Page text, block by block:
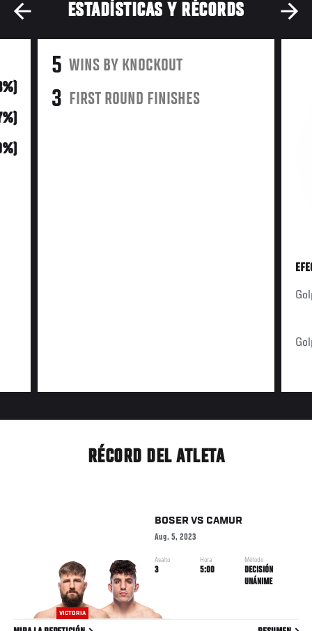
ESTADÍSTICAS Y RÉCORDS
5 WINS BY KNOCKOUT
3 FIRST ROUND FINISHES
RÉCORD DEL ATLETA
VICTORIA
BOSER VS CAMUR
Aug. 5, 2023
Asalto
3
Hora
5:00
Método
DECISIÓN
UNÁNIME